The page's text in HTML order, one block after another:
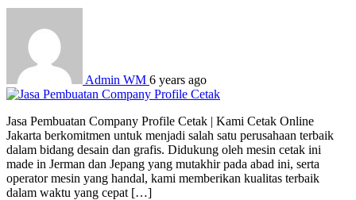
Admin WM 6 years ago
Jasa Pembuatan Company Profile Cetak | Kami Cetak Online
Jakarta berkomitmen untuk menjadi salah satu perusahaan terbaik
dalam bidang desain dan grafis. Didukung oleh mesin cetak ini
made in Jerman dan Jepang yang mutakhir pada abad ini, serta
operator mesin yang handal, kami memberikan kualitas terbaik
dalam waktu yang cepat […]